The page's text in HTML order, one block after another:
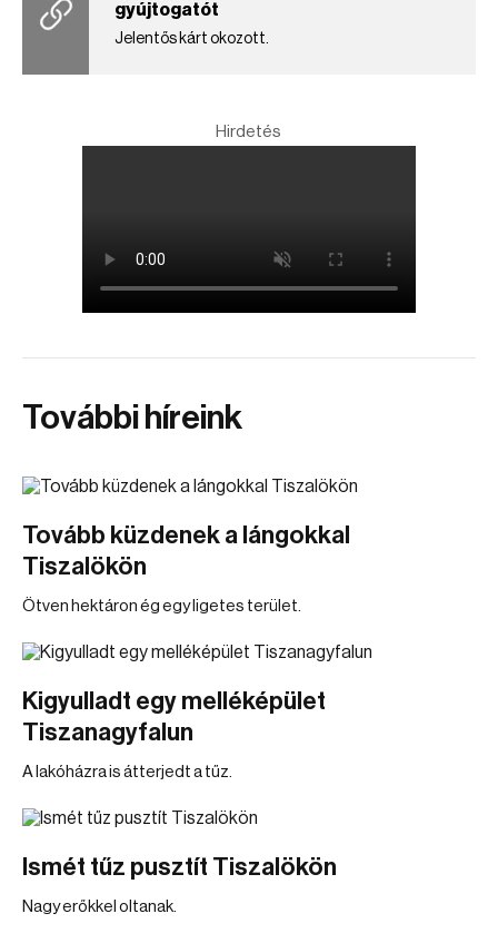
gyújtogatót
Jelentős kárt okozott.
Hirdetés
További híreink
Tovább küzdenek a lángokkal
Tiszalökön
Ötven hektáron ég egy ligetes terület.
Kigyulladt egy melléképület
Tiszanagyfalun
A lakóházra is átterjedt a tűz.
Ismét tűz pusztít Tiszalökön
Nagy erőkkel oltanak.